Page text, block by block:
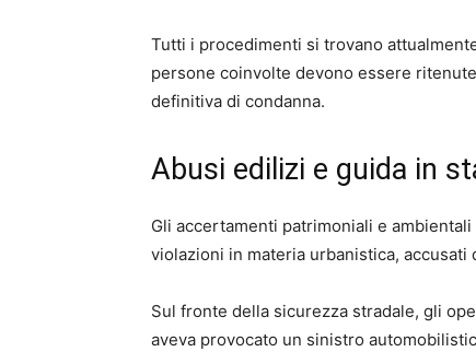
Tutti i procedimenti si trovano
persone coinvolte devono essere
definitiva di condanna.
Abusi edilizi e guida in
Gli accertamenti patrimoniali e
violazioni in materia urbanistica, accusati
Sul fronte della sicurezza stradale, gli
aveva provocato un sinistro